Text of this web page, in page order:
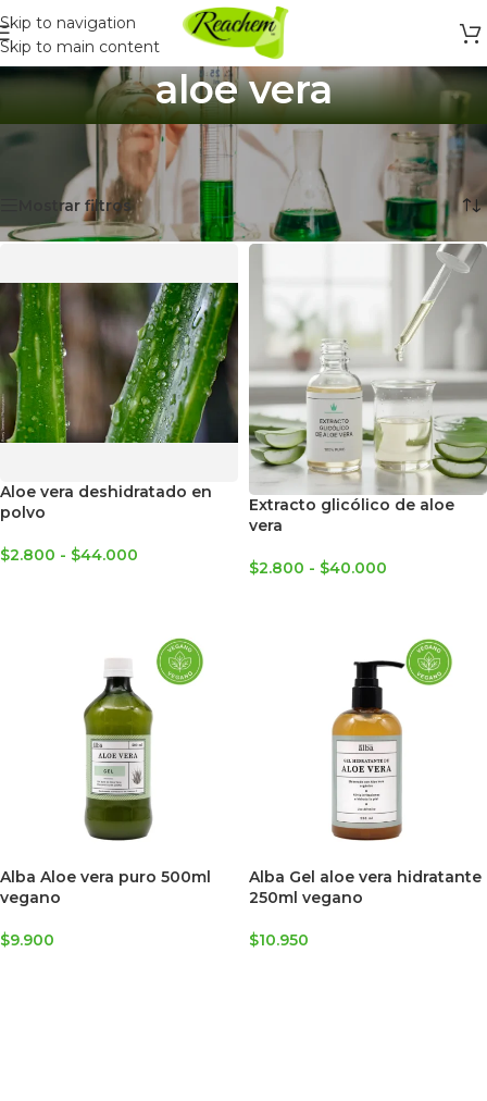
Skip to navigation
Skip to main content
aloe vera
Inicio
Productos etiquetados “aloe vera”
Mostrando 4 resultados
Mostrar filtros
Aloe vera deshidratado en
polvo
$2.800 - $44.000
Extracto glicólico de aloe
vera
$2.800 - $40.000
Alba Aloe vera puro 500ml
vegano
$9.900
Alba Gel aloe vera hidratante
250ml vegano
$10.950